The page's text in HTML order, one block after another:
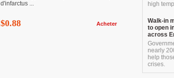
d'infarctus ...
$0.88 Acheter
high
Walk-in
to open
across
nearly
help
crises.